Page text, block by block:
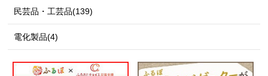
民芸品・工芸品(139)
電化製品(4)